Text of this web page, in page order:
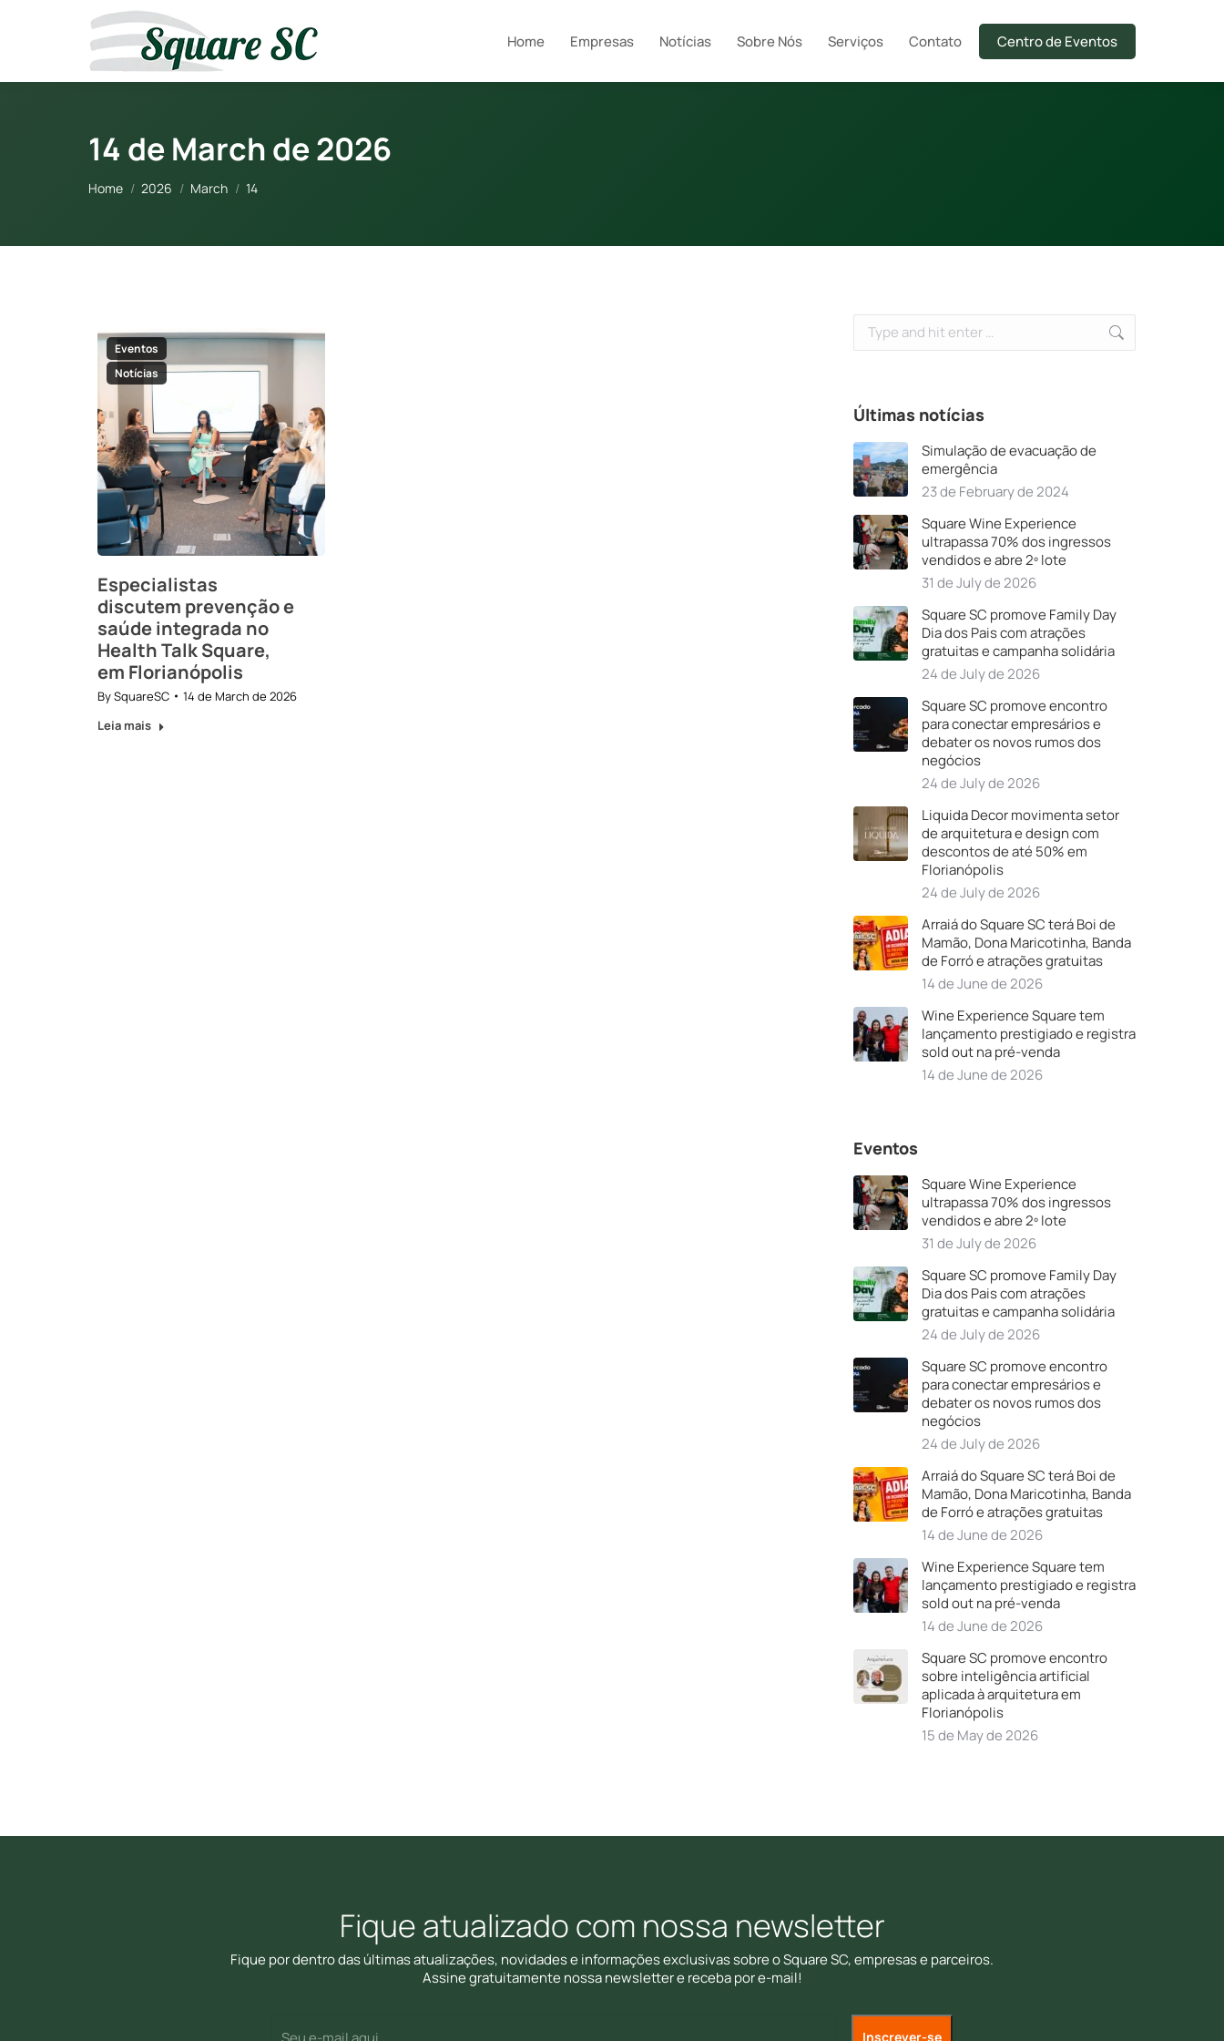
Home Empresas Notícias Sobre Nós Serviços Contato Centro de Eventos
14 de March de 2026
You are here:
Home 2026 March 14
Eventos
Notícias
Especialistas
discutem prevenção e
saúde integrada no
Health Talk Square,
em Florianópolis
BySquareSC
14 de March de 2026
Leia mais
Últimas notícias
Simulação de evacuação de
emergência
23 de February de 2024
Square Wine Experience
ultrapassa 70% dos ingressos
vendidos e abre 2º lote
31 de July de 2026
Square SC promove Family Day
Dia dos Pais com atrações
gratuitas e campanha solidária
24 de July de 2026
Square SC promove encontro
para conectar empresários e
debater os novos rumos dos
negócios
24 de July de 2026
Liquida Decor movimenta setor
de arquitetura e design com
descontos de até 50% em
Florianópolis
24 de July de 2026
Arraiá do Square SC terá Boi de
Mamão, Dona Maricotinha, Banda
de Forró e atrações gratuitas
14 de June de 2026
Wine Experience Square tem
lançamento prestigiado e registra
sold out na pré-venda
14 de June de 2026
Eventos
Square Wine Experience
ultrapassa 70% dos ingressos
vendidos e abre 2º lote
31 de July de 2026
Square SC promove Family Day
Dia dos Pais com atrações
gratuitas e campanha solidária
24 de July de 2026
Square SC promove encontro
para conectar empresários e
debater os novos rumos dos
negócios
24 de July de 2026
Arraiá do Square SC terá Boi de
Mamão, Dona Maricotinha, Banda
de Forró e atrações gratuitas
14 de June de 2026
Wine Experience Square tem
lançamento prestigiado e registra
sold out na pré-venda
14 de June de 2026
Square SC promove encontro
sobre inteligência artificial
aplicada à arquitetura em
Florianópolis
15 de May de 2026
Fique atualizado com nossa newsletter
Fique por dentro das últimas atualizações, novidades e informações exclusivas sobre o Square SC, empresas e parceiros.
Assine gratuitamente nossa newsletter e receba por e-mail!